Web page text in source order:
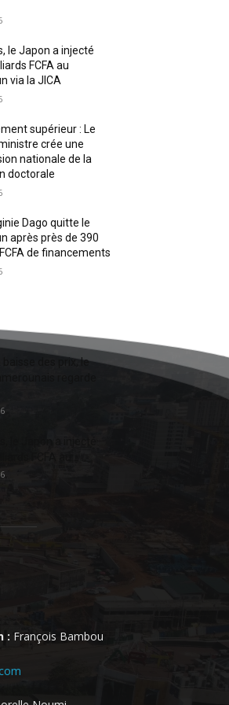
le Japon a injecté
FCFA au
via la JICA
supérieur : Le
crée une
nationale de la
doctorale
Dago quitte le
après près de 390
de financements
baisse des prix, le
: François Bambou